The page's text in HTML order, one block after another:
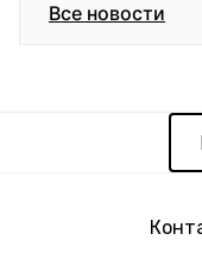
Все новости